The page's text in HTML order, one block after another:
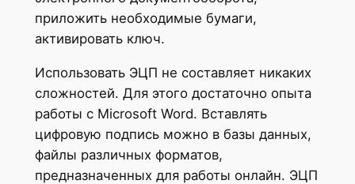
приложить необходимые бумаги,
активировать ключ.
Использовать ЭЦП не составляет никаких
сложностей. Для этого достаточно опыта
работы с Microsoft Word. Вставлять
цифровую подпись можно в базы данных,
файлы различных форматов,
предназначенных для работы онлайн. ЭЦП